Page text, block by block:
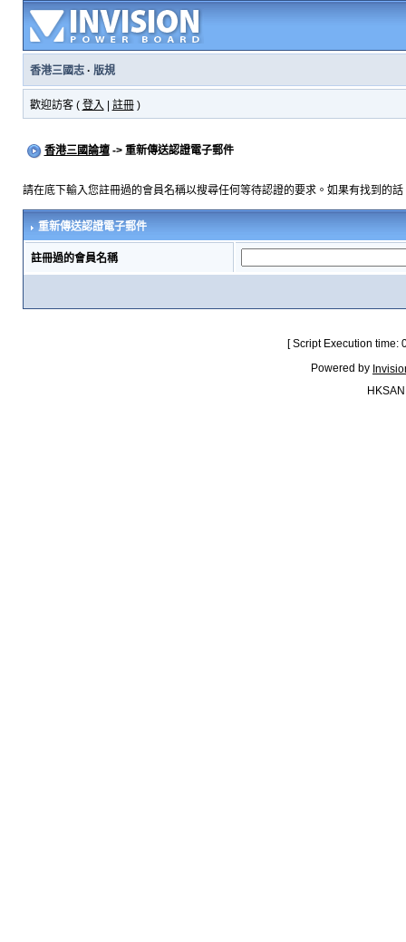
香港三國志· 版規
歡迎訪客 ( 登入 註冊)
香港三國論壇-> 重新傳送認證電子郵件
請在底下輸入您註冊過的會員名稱以搜尋任何等待認證的要求。如果有找到的
重新傳送認證電子郵件
註冊過的會員名稱
[ Script Execution
Powered by